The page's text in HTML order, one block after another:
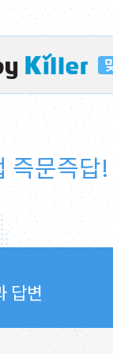
즉문즉답!
답변